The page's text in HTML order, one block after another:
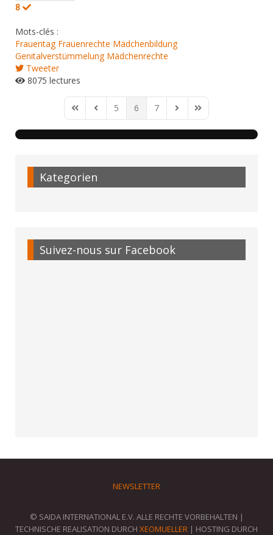
8
Mots-clés :
Frauentag Frauenrechte Mädchenbildung
Genitalverstümmelung Mädchenrechte
Tweeter
8075 lectures
First PagePrevious Page
5 6 7 Next PageLast Page
Kategorien
Suivez-nous sur Facebook
NEWSLETTER
© SAIDA INTERNATIONAL E.V. ALLE RECHTE VORBEHALTEN |
TECHNISCHE REALISATION DURCH XEOMUELLER | HOSTING DURCH